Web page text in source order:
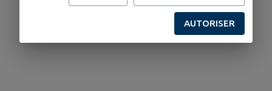
AUTORISER